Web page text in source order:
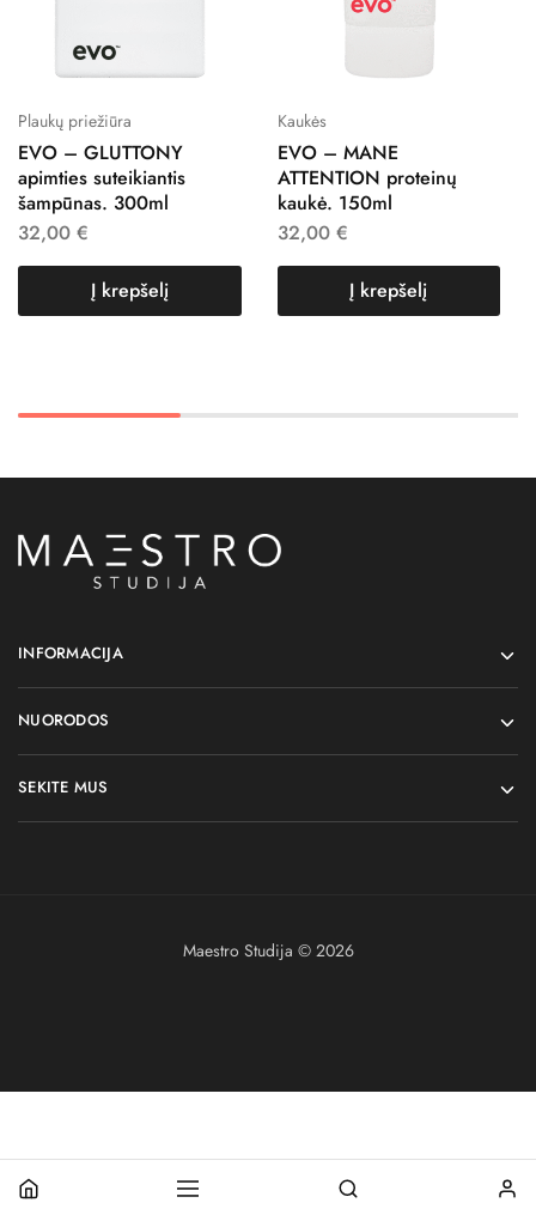
Plaukų priežiūra
EVO – GLUTTONY
apimties suteikiantis
šampūnas. 300ml
32,00 €
Į krepšelį
Kaukės
EVO – MANE
ATTENTION proteinų
kaukė. 150ml
32,00 €
Į krepšelį
INFORMACIJA
NUORODOS
SEKITE MUS
Maestro Studija © 2026